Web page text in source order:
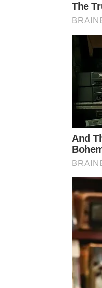
เปิดเวทีแห่งองค์
กิจกรรมภายในง
องค์ความรู้เกี่ยว
ประทับใจตั้งแต่
ตั้งแต่ช่วงต้นขอ
บรรยากาศของง
The
And